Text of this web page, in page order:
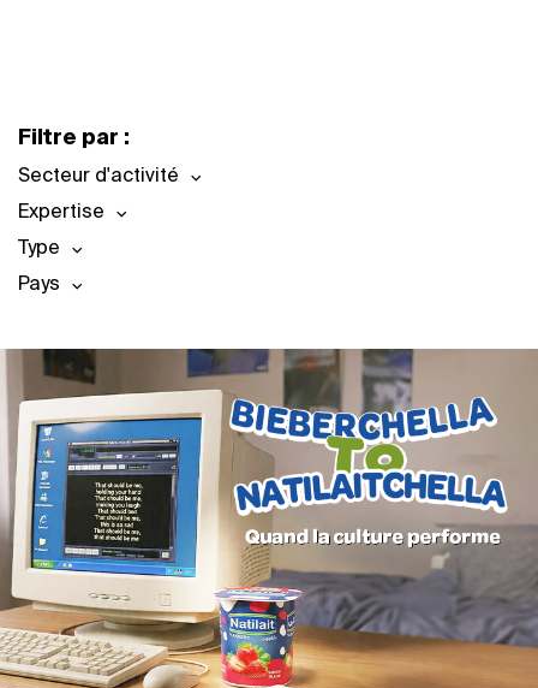
Filtre par :
Secteur d'activité
Expertise
Type
Pays